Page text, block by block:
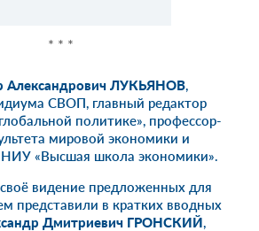
* * *
Александрович ЛУКЬЯНОВ,
СВОП, главный редактор
политике», профессор-
мировой экономики и
«Высшая школа экономики».
видение предложенных для
представили в кратких вводных
Дмитриевич ГРОНСКИЙ,